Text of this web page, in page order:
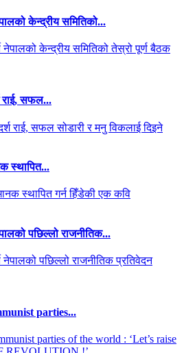
केन्द्रीय समितिको...
राई, सफल...
स्थापित...
पछिल्लो राजनीतिक...
parties...